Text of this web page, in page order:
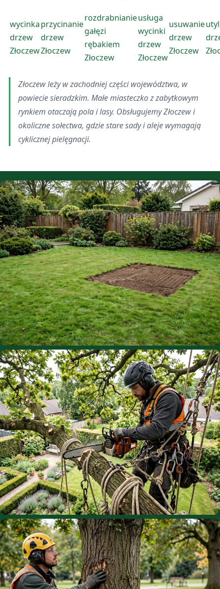
wycinka
drzew
Złoczew
przycinanie
drzew
Złoczew
rozdrabnianie
gałęzi
rębakiem
Złoczew
usługa
wycinki
drzew
Złoczew
usuwanie
drzew
Złoczew
Złoczew leży w zachodniej części województwa, w
powiecie sieradzkim. Małe miasteczko z zabytkowym
rynkiem otaczają pola i lasy. Obsługujemy Złoczew i
okoliczne sołectwa, gdzie stare sady i aleje wymagają
cyklicznej pielęgnacji.